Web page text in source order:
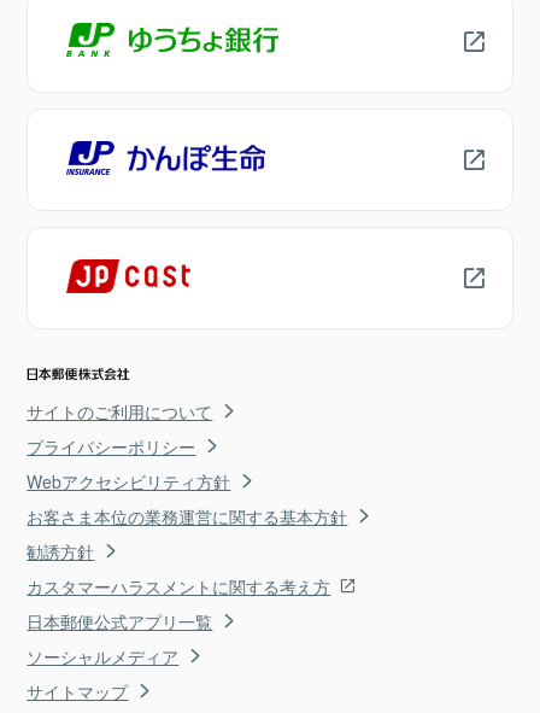
サイトのご利用について
プライバシーポリシー
Webアクセシビリティ方針
お客さま本位の業務運営に関する基本方針
勧誘方針
カスタマーハラスメントに関する考え方
日本郵便公式アプリ一覧
ソーシャルメディア
サイトマップ